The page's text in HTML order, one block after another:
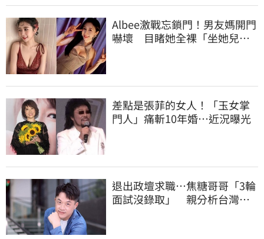
Albee激戰忘鎖門！男友媽開門
嚇壞 目睹她全裸「坐她兒子
差點是張菲的女人！「玉女掌
門人」痛斬10年婚…近況曝光
退出政壇求職…焦糖哥哥「3輪
面試沒錄取」 親分析台灣職